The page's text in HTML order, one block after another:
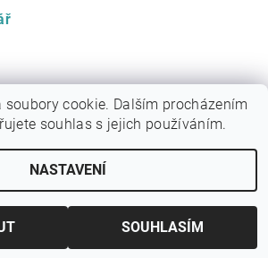
práva vyhrazenaUpravit nastavení cookies
soubory cookie. Dalším procházením
souhlas s jejich používáním.
NASTAVENÍ
SOUHLASÍM